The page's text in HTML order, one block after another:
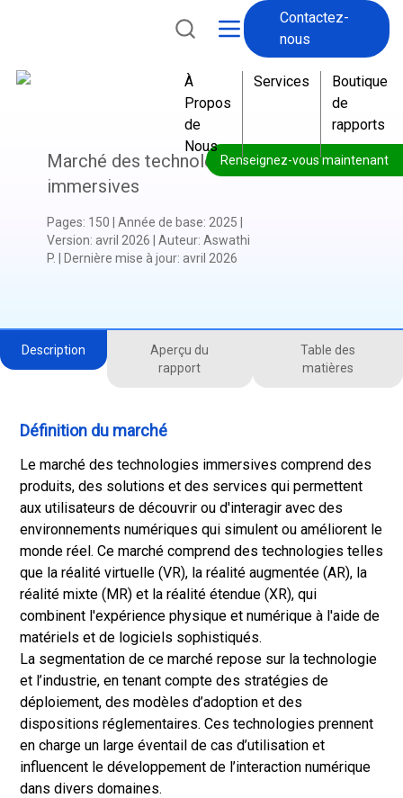
Contactez-
nous
À
Propos
de
Nous
Services
Boutique
de
rapports
Renseignez-vous maintenant
Marché des technologies
immersives
Pages: 150 Année de base: 2025
Version: avril 2026 Auteur: Aswathi
P.
Dernière mise à jour: avril 2026
Description
Aperçu du
rapport
Table des
matières
Définition du marché
Le marché des technologies immersives comprend des
produits, des solutions et des services qui permettent
aux utilisateurs de découvrir ou d'interagir avec des
environnements numériques qui simulent ou améliorent le
monde réel. Ce marché comprend des technologies telles
que la réalité virtuelle (VR), la réalité augmentée (AR), la
réalité mixte (MR) et la réalité étendue (XR), qui
combinent l'expérience physique et numérique à l'aide de
matériels et de logiciels sophistiqués.
La segmentation de ce marché repose sur la technologie
et l’industrie, en tenant compte des stratégies de
déploiement, des modèles d’adoption et des
dispositions réglementaires. Ces technologies prennent
en charge un large éventail de cas d’utilisation et
influencent le développement de l’interaction numérique
dans divers domaines.